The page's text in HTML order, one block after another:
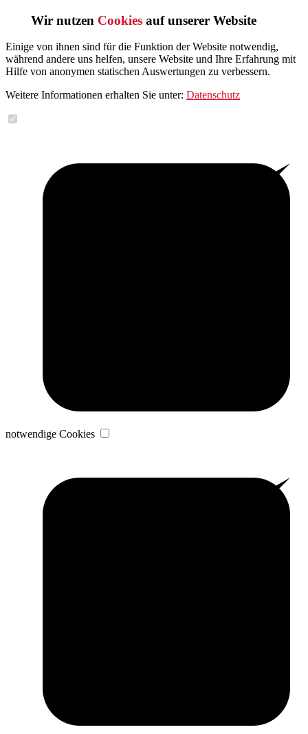
Wir nutzen Cookies auf unserer Website
Einige von ihnen sind für die Funktion der Website notwendig,
während andere uns helfen, unsere Website und Ihre Erfahrung mit
Hilfe von anonymen statischen Auswertungen zu verbessern.
Weitere Informationen erhalten Sie unter: Datenschutz
notwendige Cookies